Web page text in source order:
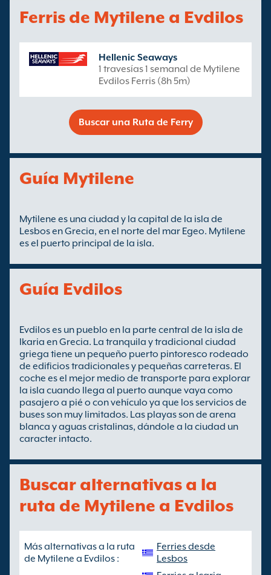
Ferris de Mytilene a Evdilos
Hellenic Seaways
1 travesías 1 semanal de Mytilene
Evdilos Ferris (8h 5m)
Buscar una Ruta de Ferry
Guía Mytilene
Mytilene es una ciudad y la capital de la isla de
Lesbos en Grecia, en el norte del mar Egeo. Mytilene
es el puerto principal de la isla.
Guía Evdilos
Evdilos es un pueblo en la parte central de la isla de
Ikaria en Grecia. La tranquila y tradicional ciudad
griega tiene un pequeño puerto pintoresco rodeado
de edificios tradicionales y pequeñas carreteras. El
coche es el mejor medio de transporte para explorar
la isla cuando llega al puerto aunque vaya como
pasajero a pié o con vehículo ya que los servicios de
buses son muy limitados. Las playas son de arena
blanca y aguas cristalinas, dándole a la ciudad un
caracter intacto.
Buscar alternativas a la
ruta de Mytilene a Evdilos
Más alternativas a la ruta
de Mytilene a Evdilos :
Ferries desde
Lesbos